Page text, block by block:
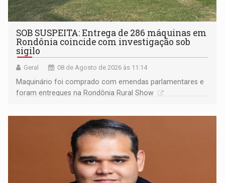
SOB SUSPEITA: Entrega de 286 máquinas em
Rondônia coincide com investigação sob
sigilo
Geral 08 de Agosto de 2026 às 11:14
Maquinário foi comprado com emendas parlamentares e
foram entregues na Rondônia Rural Show